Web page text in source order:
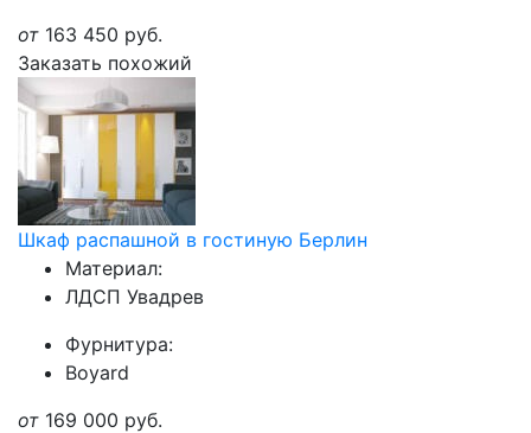
от 163 450 руб.
Заказать похожий
Шкаф распашной в гостиную Берлин
Материал:
ЛДСП Увадрев
Фурнитура:
Boyard
от 169 000 руб.